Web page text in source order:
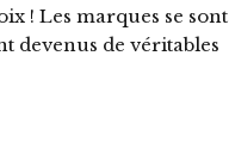
! Les marques se sont
devenus de véritables